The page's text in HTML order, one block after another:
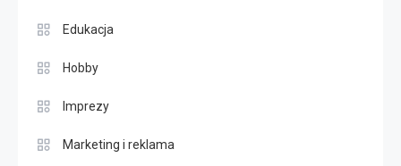
Edukacja
Hobby
Imprezy
Marketing i reklama